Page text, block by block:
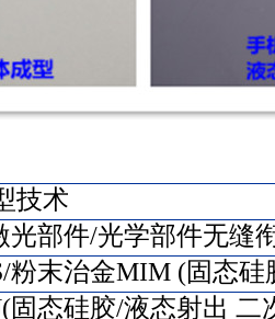
技术
光部件/光学部件无缝
末治金MIM (固态硅
固态硅胶/液态射出 二